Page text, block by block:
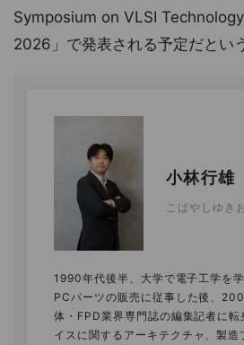
Symposium on VLSI
2026」で発表される予定だという
小林行雄
こばやしゆき
1990年代後半、大学で電子工学を
PCパーツの販売に従事した後、
体・FPD業界専門誌の編集記者に
イスに関するアーキテクチャ、製造